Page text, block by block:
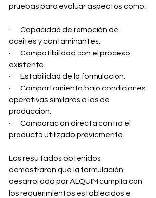
pruebas para evaluar aspectos como:
·       Capacidad de remoción de
aceites y contaminantes.
·       Compatibilidad con el proceso
existente.
·       Estabilidad de la formulación.
·       Comportamiento bajo condiciones
operativas similares a las de
producción.
·       Comparación directa contra el
producto utilizado previamente.
Los resultados obtenidos
demostraron que la formulación
desarrollada por ALQUIM cumplía con
los requerimientos establecidos e